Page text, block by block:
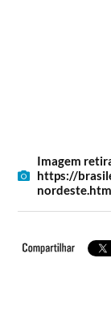
Imagem
https://
nordeste.htm